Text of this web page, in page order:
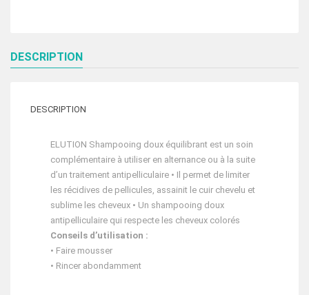
DESCRIPTION
DESCRIPTION
ELUTION Shampooing doux équilibrant est un soin
complémentaire à utiliser en alternance ou à la suite
d’un traitement antipelliculaire • Il permet de limiter
les récidives de pellicules, assainit le cuir chevelu et
sublime les cheveux • Un shampooing doux
antipelliculaire qui respecte les cheveux colorés
Conseils d’utilisation :
• Faire mousser
• Rincer abondamment